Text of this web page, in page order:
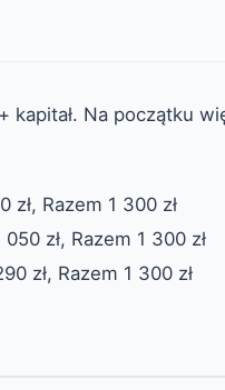
kapitał. Na początku
zł, Razem 1 300 zł
zł, Razem 1 300 zł
zł, Razem 1 300 zł